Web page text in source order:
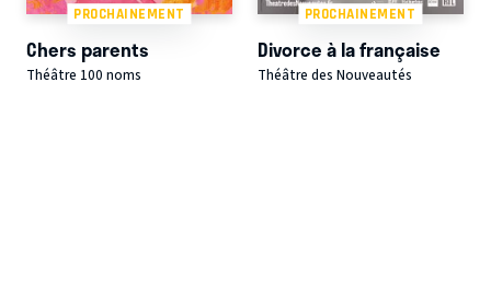
PROCHAINEMENT
Chers parents
Théâtre 100 noms
PROCHAINEMENT
Divorce à la française
Théâtre des Nouveautés